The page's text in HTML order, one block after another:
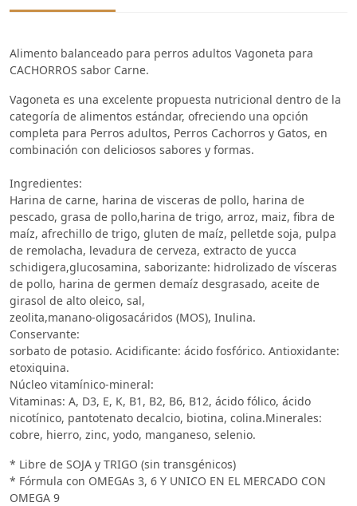
Alimento balanceado para perros adultos Vagoneta para
CACHORROS sabor Carne.
Vagoneta es una excelente propuesta nutricional dentro de la
categoría de alimentos estándar, ofreciendo una opción
completa para Perros adultos, Perros Cachorros y Gatos, en
combinación con deliciosos sabores y formas.
Ingredientes:
Harina de carne, harina de visceras de pollo, harina de
pescado, grasa de pollo,harina de trigo, arroz, maiz, fibra de
maíz, afrechillo de trigo, gluten de maíz, pelletde soja, pulpa
de remolacha, levadura de cerveza, extracto de yucca
schidigera,glucosamina, saborizante: hidrolizado de vísceras
de pollo, harina de germen demaíz desgrasado, aceite de
girasol de alto oleico, sal,
zeolita,manano-oligosacáridos (MOS), Inulina.
Conservante:
sorbato de potasio. Acidificante: ácido fosfórico. Antioxidante:
etoxiquina.
Núcleo vitamínico-mineral:
Vitaminas: A, D3, E, K, B1, B2, B6, B12, ácido fólico, ácido
nicotínico, pantotenato decalcio, biotina, colina.Minerales:
cobre, hierro, zinc, yodo, manganeso, selenio.
* Libre de SOJA y TRIGO (sin transgénicos)
* Fórmula con OMEGAs 3, 6 Y UNICO EN EL MERCADO CON
OMEGA 9